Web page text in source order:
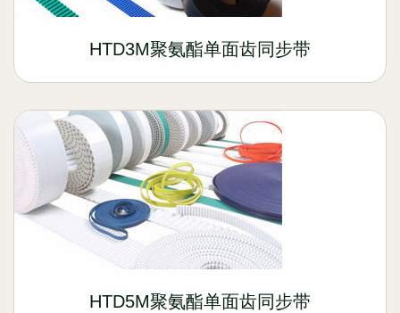
HTD3M聚氨酯单面齿同步带
HTD5M聚氨酯单面齿同步带